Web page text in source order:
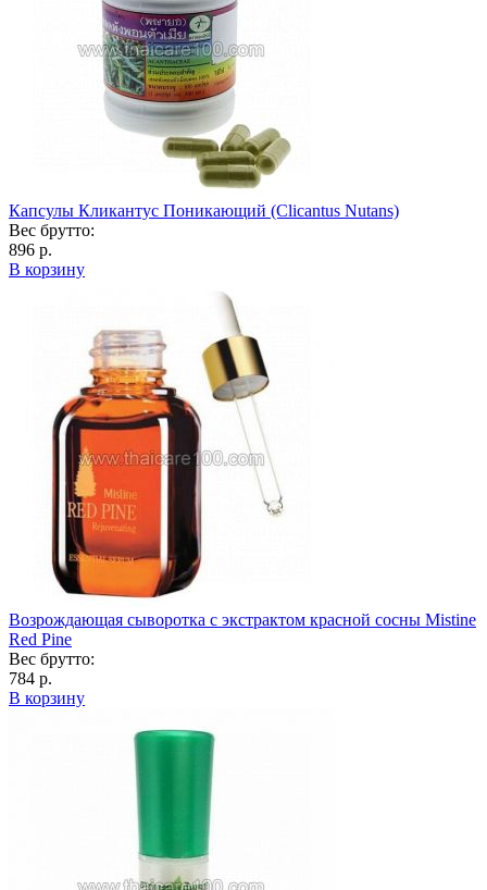
Капсулы Кликантус Поникающий (Clicantus Nutans)
Вес брутто:
896 р.
В корзину
Возрождающая сыворотка с экстрактом красной сосны Mistine
Red Pine
Вес брутто:
784 р.
В корзину